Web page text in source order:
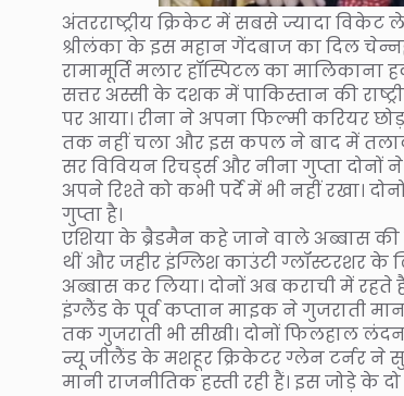
अंतरराष्ट्रीय क्रिकेट में सबसे ज्यादा
श्रीलंका के इस महान गेंदबाज का दिल
रामामूर्ति मलार हॉस्पिटल का
सत्तर अस्सी के दशक में पाकिस्तान की
पर आया। रीना ने अपना फिल्मी करियर
तक नहीं चला और इस कपल ने बाद में
सर विवियन रिचर्ड्स और नीना गुप्ता दोनों
अपने रिश्ते को कभी पर्दे में भी नहीं रखा।
गुप्ता है।
एशिया के ब्रैडमैन कहे जाने वाले अब्बास की
थीं और जहीर इंग्लिश काउंटी ग्लॉस्टरशर
अब्बास कर लिया। दोनों अब कराची में रहते
इंग्लैंड के पूर्व कप्तान माइक ने गुजराती
तक गुजराती भी सीखी। दोनों फिलहाल
न्यू जीलैंड के मशहूर क्रिकेटर ग्लेन टर्नर ने
मानी राजनीतिक हस्ती रही हैं। इस जोड़े के दो